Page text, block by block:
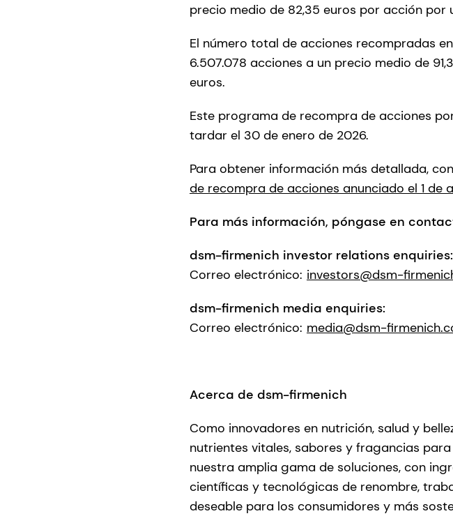
precio medio de 82,35 euros por acción
El número total de acciones recompradas
6.507.078 acciones a un precio medio de
euros.
Este programa de recompra de acciones
tardar el 30 de enero de 2026.
Para obtener información más detallada,
de recompra de acciones anunciado el 1 de
Para más información, póngase en
dsm-firmenich investor relations enquiries:
Correo electrónico: investors@dsm-
dsm-firmenich media enquiries:
Correo electrónico: media@dsm-
Acerca de dsm-firmenich
Como innovadores en nutrición, salud y
nutrientes vitales, sabores y fragancias
nuestra amplia gama de soluciones, con
científicas y tecnológicas de renombre,
deseable para los consumidores y más